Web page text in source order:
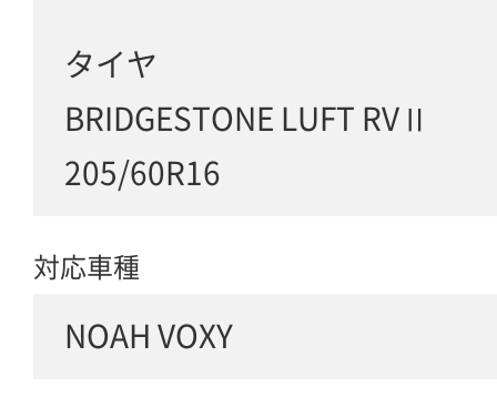
タイヤ
BRIDGESTONE LUFT RVⅡ
205/60R16
対応車種
NOAH VOXY